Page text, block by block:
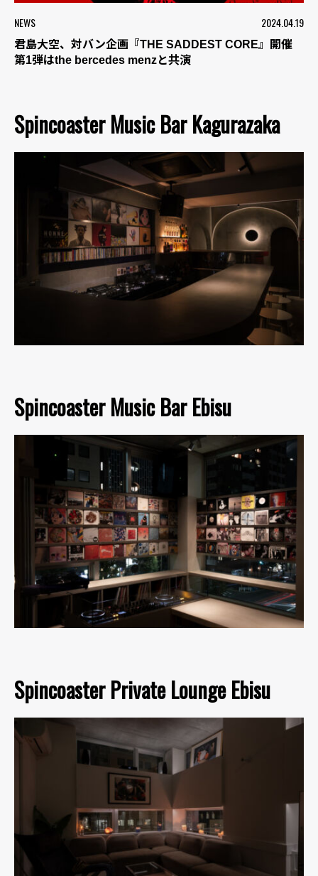
NEWS 2024.04.19
君島大空、対バン企画『THE SADDEST CORE』開催
第1弾はthe bercedes menzと共演
Spincoaster Music Bar Kagurazaka
Spincoaster Music Bar Ebisu
Spincoaster Private Lounge Ebisu